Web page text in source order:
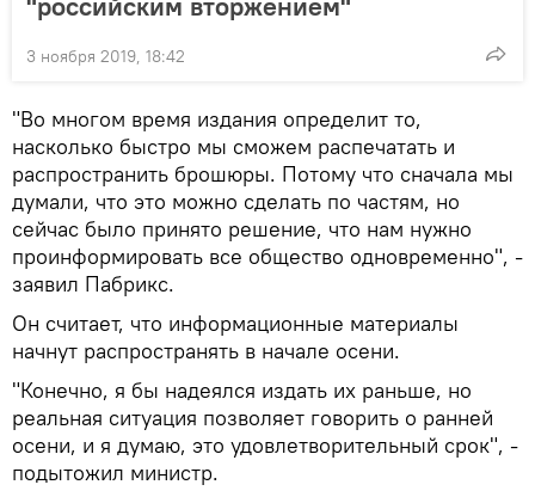
3 ноября 2019, 18:42
"Во многом время издания определит то,
насколько быстро мы сможем распечатать и
распространить брошюры. Потому что сначала мы
думали, что это можно сделать по частям, но
сейчас было принято решение, что нам нужно
проинформировать все общество одновременно", -
заявил Пабрикс.
Он считает, что информационные материалы
начнут распространять в начале осени.
"Конечно, я бы надеялся издать их раньше, но
реальная ситуация позволяет говорить о ранней
осени, и я думаю, это удовлетворительный срок", -
подытожил министр.